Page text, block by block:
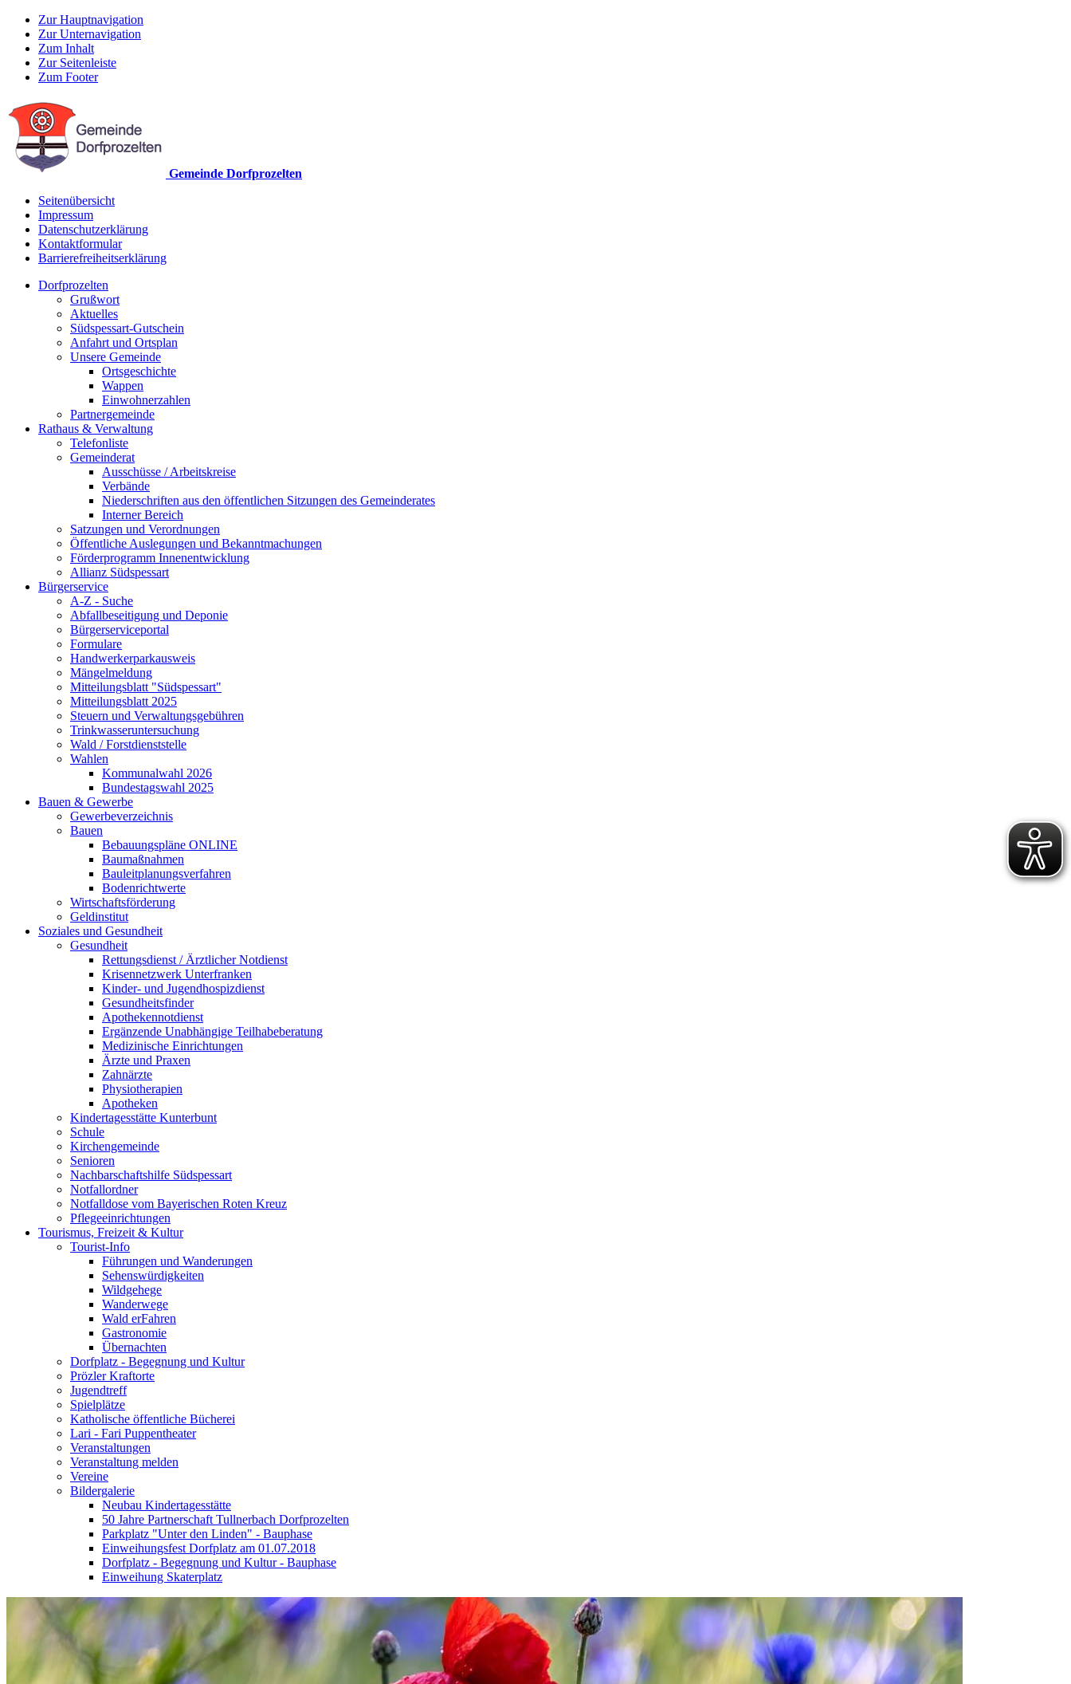
Zur Hauptnavigation
Zur Unternavigation
Zum Inhalt
Zur Seitenleiste
Zum Footer
Gemeinde Dorfprozelten
Seitenübersicht
Impressum
Datenschutzerklärung
Kontaktformular
Barrierefreiheitserklärung
Dorfprozelten
Grußwort
Aktuelles
Südspessart-Gutschein
Anfahrt und Ortsplan
Unsere Gemeinde
Ortsgeschichte
Wappen
Einwohnerzahlen
Partnergemeinde
Rathaus & Verwaltung
Telefonliste
Gemeinderat
Ausschüsse / Arbeitskreise
Verbände
Niederschriften aus den öffentlichen Sitzungen des Gemeinderates
Interner Bereich
Satzungen und Verordnungen
Öffentliche Auslegungen und Bekanntmachungen
Förderprogramm Innenentwicklung
Allianz Südspessart
Bürgerservice
A-Z - Suche
Abfallbeseitigung und Deponie
Bürgerserviceportal
Formulare
Handwerkerparkausweis
Mängelmeldung
Mitteilungsblatt "Südspessart"
Mitteilungsblatt 2025
Steuern und Verwaltungsgebühren
Trinkwasseruntersuchung
Wald / Forstdienststelle
Wahlen
Kommunalwahl 2026
Bundestagswahl 2025
Bauen & Gewerbe
Gewerbeverzeichnis
Bauen
Bebauungspläne ONLINE
Baumaßnahmen
Bauleitplanungsverfahren
Bodenrichtwerte
Wirtschaftsförderung
Geldinstitut
Soziales und Gesundheit
Gesundheit
Rettungsdienst / Ärztlicher Notdienst
Krisennetzwerk Unterfranken
Kinder- und Jugendhospizdienst
Gesundheitsfinder
Apothekennotdienst
Ergänzende Unabhängige Teilhabeberatung
Medizinische Einrichtungen
Ärzte und Praxen
Zahnärzte
Physiotherapien
Apotheken
Kindertagesstätte Kunterbunt
Schule
Kirchengemeinde
Senioren
Nachbarschaftshilfe Südspessart
Notfallordner
Notfalldose vom Bayerischen Roten Kreuz
Pflegeeinrichtungen
Tourismus, Freizeit & Kultur
Tourist-Info
Führungen und Wanderungen
Sehenswürdigkeiten
Wildgehege
Wanderwege
Wald erFahren
Gastronomie
Übernachten
Dorfplatz - Begegnung und Kultur
Prözler Kraftorte
Jugendtreff
Spielplätze
Katholische öffentliche Bücherei
Lari - Fari Puppentheater
Veranstaltungen
Veranstaltung melden
Vereine
Bildergalerie
Neubau Kindertagesstätte
50 Jahre Partnerschaft Tullnerbach Dorfprozelten
Parkplatz "Unter den Linden" - Bauphase
Einweihungsfest Dorfplatz am 01.07.2018
Dorfplatz - Begegnung und Kultur - Bauphase
Einweihung Skaterplatz